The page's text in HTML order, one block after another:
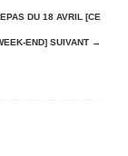
DU 18 AVRIL [CE
END] SUIVANT →